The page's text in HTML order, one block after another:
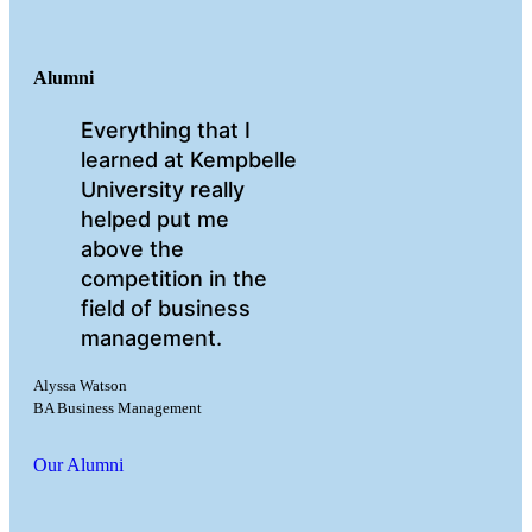
Alumni
Everything that I
learned at Kempbelle
University really
helped put me
above the
competition in the
field of business
management.
Alyssa Watson
BA Business Management
Our Alumni